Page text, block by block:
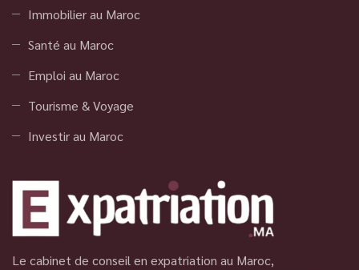
Immobilier au Maroc
Santé au Maroc
Emploi au Maroc
Tourisme & Voyage
Investir au Maroc
Le cabinet de conseil en expatriation au Maroc,